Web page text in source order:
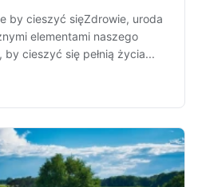
by cieszyć sięZdrowie, uroda
elementami naszego
cieszyć się pełnią życia...